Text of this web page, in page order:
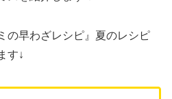
の早わざレシピ』夏のレシピ
す↓